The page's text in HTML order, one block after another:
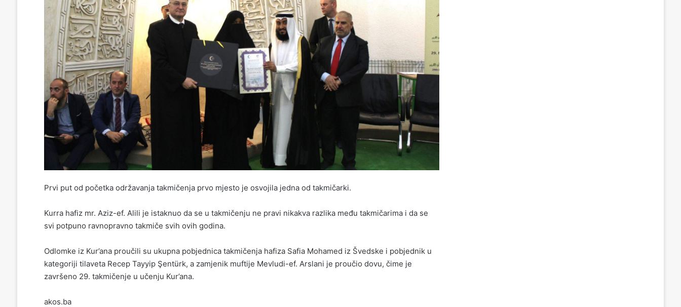
Prvi put od početka održavanja takmičenja prvo mjesto je osvojila jedna od takmičarki.
Kurra hafiz mr. Aziz-ef. Alili je istaknuo da se u takmičenju ne pravi nikakva razlika među takmičarima i da se
svi potpuno ravnopravno takmiče svih ovih godina.
Odlomke iz Kur’ana proučili su ukupna pobjednica takmičenja hafiza Safia Mohamed iz Švedske i pobjednik u
kategoriji tilaveta Recep Tayyip Şentürk, a zamjenik muftije Mevludi-ef. Arslani je proučio dovu, čime je
završeno 29. takmičenje u učenju Kur’ana.
akos.ba